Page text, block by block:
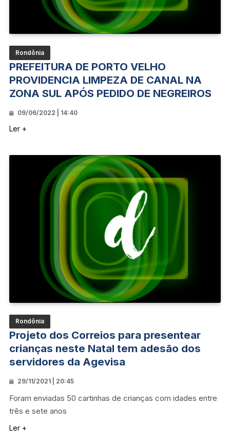
Rondônia
PREFEITURA DE PORTO VELHO
PROVIDENCIA LIMPEZA DE CANAL NA
ZONA SUL APÓS PEDIDO DE NEGREIROS
09/06/2022 | 14:40
Ler +
Rondônia
Projeto dos Correios para presentear
crianças neste Natal tem adesão dos
servidores da Agevisa
29/11/2021 | 20:45
Foram enviadas 50 cartinhas de crianças com idades entre
três e sete anos
Ler +